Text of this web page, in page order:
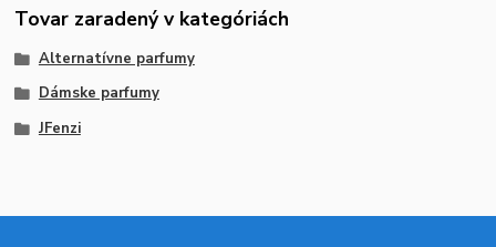
Tovar zaradený v kategóriách
Alternatívne parfumy
Dámske parfumy
JFenzi